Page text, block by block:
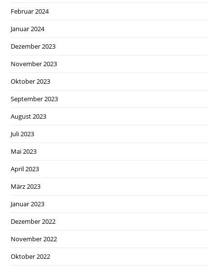
Februar 2024
Januar 2024
Dezember 2023
November 2023
Oktober 2023
September 2023
August 2023
Juli 2023
Mai 2023
April 2023
März 2023
Januar 2023
Dezember 2022
November 2022
Oktober 2022